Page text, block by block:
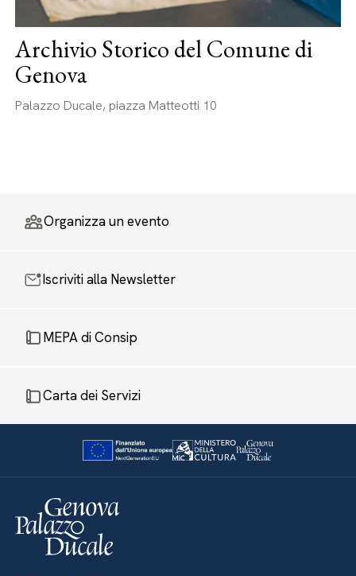
Archivio Storico del Comune di
Genova
Palazzo Ducale, piazza Matteotti 10
Organizza un evento
Iscriviti alla Newsletter
MEPA di Consip
Carta dei Servizi